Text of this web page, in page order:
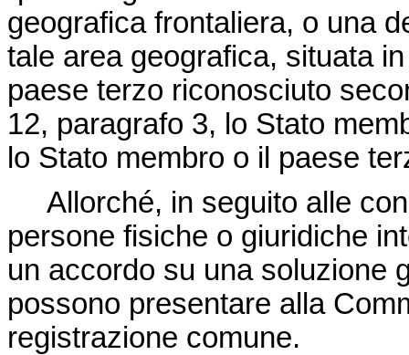
geografica frontaliera, o una
tale area geografica, situata
paese terzo riconosciuto
12, paragrafo 3, lo Stato
lo Stato membro o il paese
Allorché, in seguito alle
persone fisiche o giuridiche
un accordo su una soluzione
possono presentare alla
registrazione comune.